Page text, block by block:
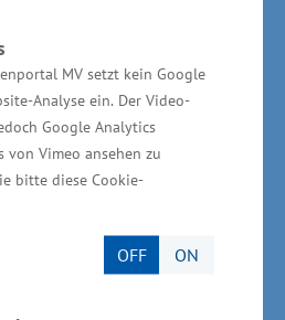
MV setzt kein Google
Analyse ein. Der Video-
Google Analytics
von Vimeo ansehen zu
bitte diese Cookie-
OFF ON
oder der
nicht länger als drei Jahre
wir den
die Entscheidung für die
erleichtern“,